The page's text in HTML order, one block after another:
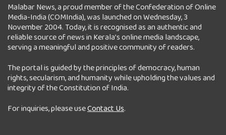
Malabar News, a proud member of the Confederation of Online
Media-India (COMIndia), was launched on Wednesday, 3
November 2004. Today, it is recognised as an authentic and
reliable source of news in Kerala’s online media landscape,
serving a meaningful and positive community of readers.
The portal is guided by the principles of democracy, human
rights, secularism, and humanity while upholding the values and
integrity of the Constitution of India.
For inquiries, please useContact Us.